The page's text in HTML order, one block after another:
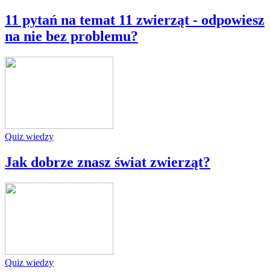
11 pytań na temat 11 zwierząt - odpowiesz
na nie bez problemu?
Quiz wiedzy
Jak dobrze znasz świat zwierząt?
Quiz wiedzy